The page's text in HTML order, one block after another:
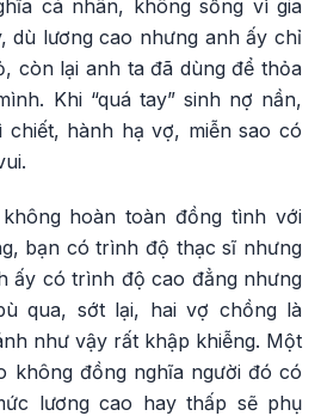
cá nhân, không sống vì gia
dù lương cao nhưng anh ấy chỉ
còn lại anh ta đã dùng để thỏa
Khi “quá tay” sinh nợ nần,
chiết, hành hạ vợ, miễn sao có
hoàn toàn đồng tình với
bạn có trình độ thạc sĩ nhưng
ấy có trình độ cao đẳng nhưng
qua, sớt lại, hai vợ chồng là
như vậy rất khập khiễng. Một
không đồng nghĩa người đó có
lương cao hay thấp sẽ phụ